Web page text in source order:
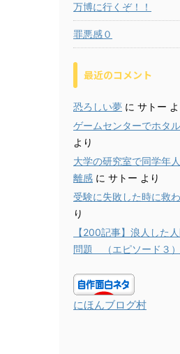
万博に行くぞ！！
罪悪感０
最近のコメント
恐ろしい夢 に サトー
ゲームセンターでホタ
より
大学の研究室で同学年
離感 に サトー より
受験に失敗した時に救
り
【200記事】浪人した
問題 （エピソード３）
にほんブログ村